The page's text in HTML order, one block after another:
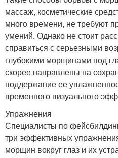
массаж, косметические
много времени, не требуют
умений. Однако не стоит
справиться с серьезными
глубокими морщинами под
скорее направлены на
поддержание ее
временного визуального
Упражнения
Специалисты по
три эффективных
морщин вокруг глаз и их